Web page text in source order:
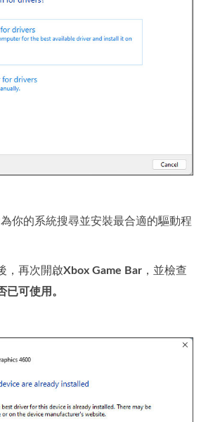
你的系統搜尋並安裝最合適的驅動程
，再次開啟Xbox Game Bar ，並檢查
已可使用。